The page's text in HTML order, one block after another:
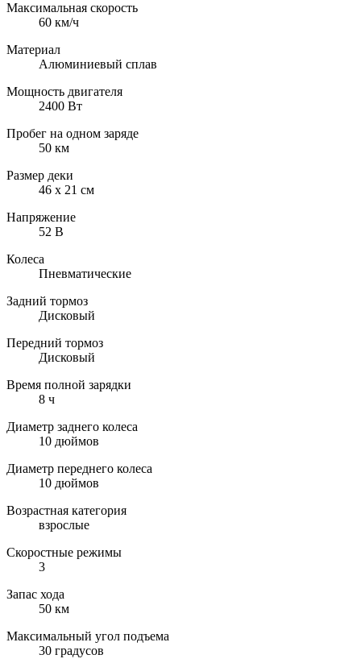
Максимальная скорость
60 км/ч
Материал
Алюминиевый сплав
Мощность двигателя
2400 Вт
Пробег на одном заряде
50 км
Размер деки
46 х 21 см
Напряжение
52 В
Колеса
Пневматические
Задний тормоз
Дисковый
Передний тормоз
Дисковый
Время полной зарядки
8 ч
Диаметр заднего колеса
10 дюймов
Диаметр переднего колеса
10 дюймов
Возрастная категория
взрослые
Скоростные режимы
3
Запас хода
50 км
Максимальный угол подъема
30 градусов